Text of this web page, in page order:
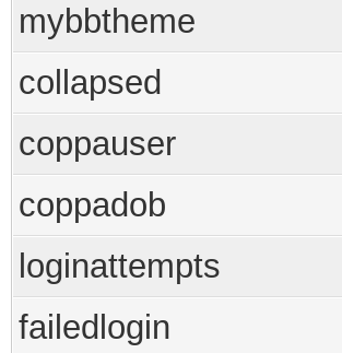
mybbtheme
collapsed
coppauser
coppadob
loginattempts
failedlogin